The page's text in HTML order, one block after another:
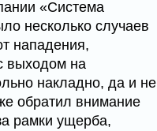
«Система
несколько случаев
нападения,
выходом на
накладно, да и не
обратил внимание
рамки ущерба,